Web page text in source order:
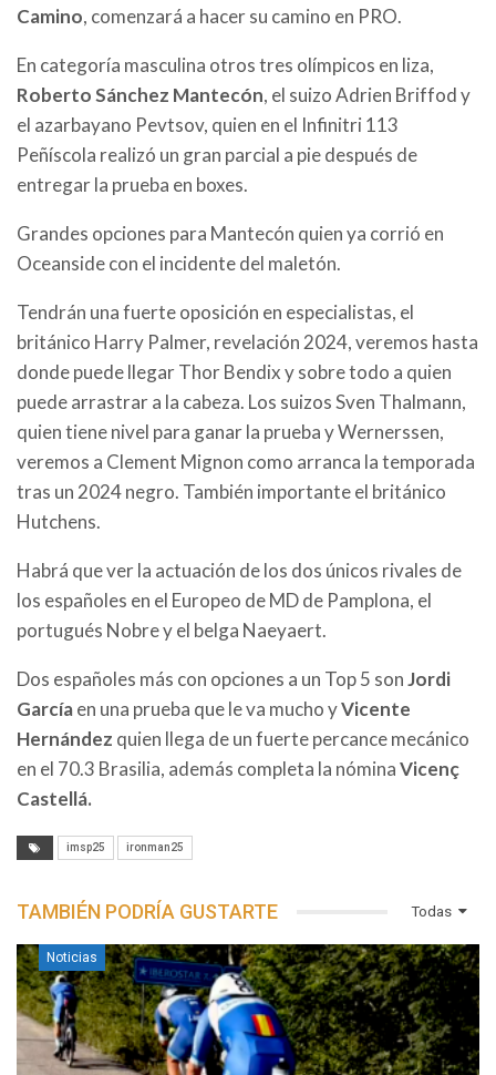
Camino, comenzará a hacer su camino en PRO.
En categoría masculina otros tres olímpicos en liza,
Roberto Sánchez Mantecón, el suizo Adrien Briffod y
el azarbayano Pevtsov, quien en el Infinitri 113
Peñíscola realizó un gran parcial a pie después de
entregar la prueba en boxes.
Grandes opciones para Mantecón quien ya corrió en
Oceanside con el incidente del maletón.
Tendrán una fuerte oposición en especialistas, el
británico Harry Palmer, revelación 2024, veremos hasta
donde puede llegar Thor Bendix y sobre todo a quien
puede arrastrar a la cabeza. Los suizos Sven Thalmann,
quien tiene nivel para ganar la prueba y Wernerssen,
veremos a Clement Mignon como arranca la temporada
tras un 2024 negro. También importante el británico
Hutchens.
Habrá que ver la actuación de los dos únicos rivales de
los españoles en el Europeo de MD de Pamplona, el
portugués Nobre y el belga Naeyaert.
Dos españoles más con opciones a un Top 5 sonJordi
Garcíaen una prueba que le va mucho yVicente
Hernández quien llega de un fuerte percance mecánico
en el 70.3 Brasilia, además completa la nóminaVicenç
Castellá.
imsp25 ironman25
Todas
TAMBIÉN PODRÍA GUSTARTE
Noticias